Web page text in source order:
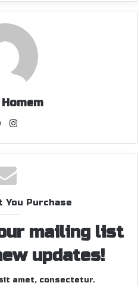
Facebook
You Purchase
mailing list
updates!
amet, consectetur.